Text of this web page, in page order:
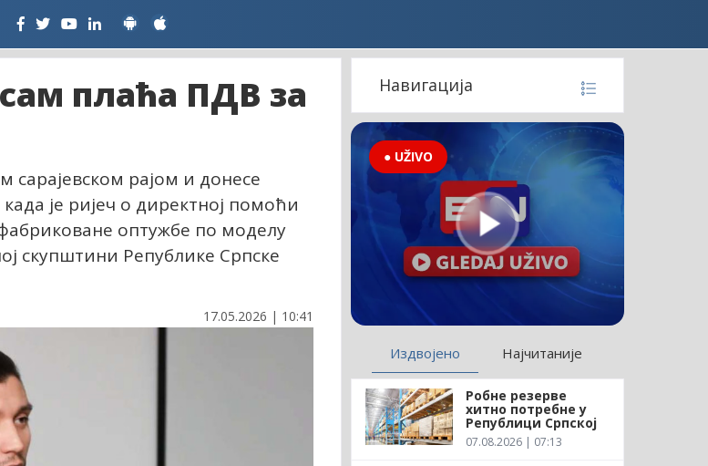
плаћа ПДВ за
сарајевском рајом и донесе
је ријеч о директној помоћи
оптужбе по моделу
скупштини Републике Српске
17.05.2026 | 10:41
Навигација
● UŽIVO
Издвојено Најчитаније
Робне резерве
хитно потребне у
Републици Српској
07.08.2026 | 07:13